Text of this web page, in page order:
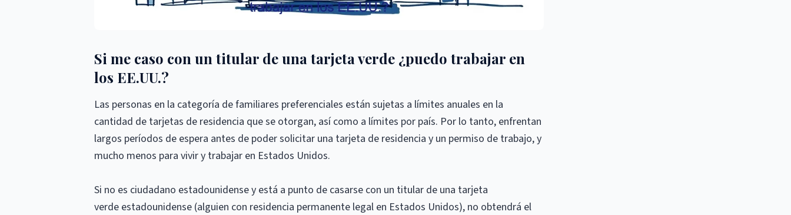
Si me caso con un titular de una tarjeta verde ¿puedo trabajar en
los EE.UU.?
Las personas en la categoría de familiares preferenciales están sujetas a límites anuales en la
cantidad de tarjetas de residencia que se otorgan, así como a límites por país. Por lo tanto, enfrentan
largos períodos de espera antes de poder solicitar una tarjeta de residencia y un permiso de trabajo, y
mucho menos para vivir y trabajar en Estados Unidos.
Si no es ciudadano estadounidense y está a punto de casarse con un titular de una tarjeta
verde estadounidense (alguien con residencia permanente legal en Estados Unidos), no obtendrá el